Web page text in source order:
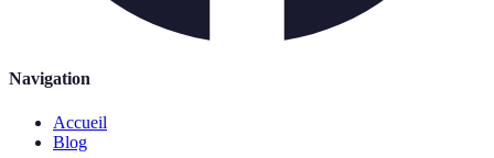
Navigation
Accueil
Blog